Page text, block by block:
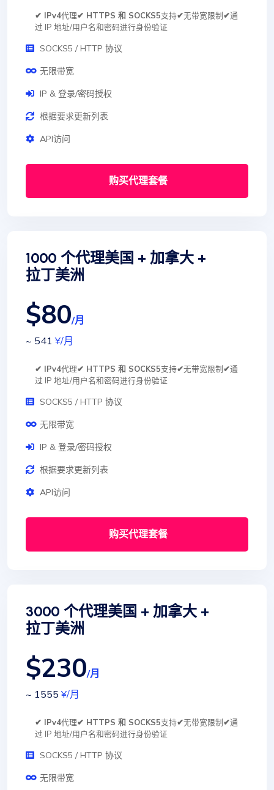
✔ IPv4代理✔ HTTPS 和 SOCKS5支持✔无带宽限制✔通
过 IP 地址/用户名和密码进行身份验证
SOCKS5 / HTTP 协议
无限带宽
IP & 登录/密码授权
根据要求更新列表
API访问
购买代理套餐
1000 个代理美国 + 加拿大 +
拉丁美洲
$80/月
~ 541¥/月
✔ IPv4代理✔ HTTPS 和 SOCKS5支持✔无带宽限制✔通
过 IP 地址/用户名和密码进行身份验证
SOCKS5 / HTTP 协议
无限带宽
IP & 登录/密码授权
根据要求更新列表
API访问
购买代理套餐
3000 个代理美国 + 加拿大 +
拉丁美洲
$230/月
~ 1555¥/月
✔ IPv4代理✔ HTTPS 和 SOCKS5支持✔无带宽限制✔通
过 IP 地址/用户名和密码进行身份验证
SOCKS5 / HTTP 协议
无限带宽